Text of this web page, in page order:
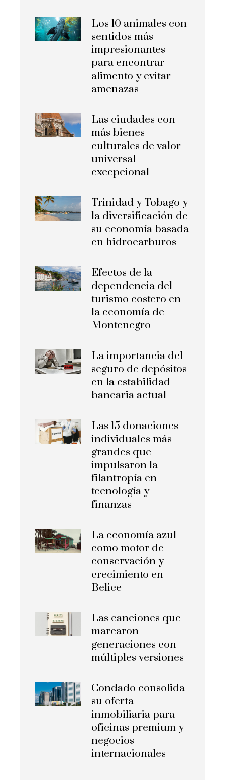
Los 10 animales con
sentidos más
impresionantes
para encontrar
alimento y evitar
amenazas
Las ciudades con
más bienes
culturales de valor
universal
excepcional
Trinidad y Tobago y
la diversificación de
su economía basada
en hidrocarburos
Efectos de la
dependencia del
turismo costero en
la economía de
Montenegro
La importancia del
seguro de depósitos
en la estabilidad
bancaria actual
Las 15 donaciones
individuales más
grandes que
impulsaron la
filantropía en
tecnología y
finanzas
La economía azul
como motor de
conservación y
crecimiento en
Belice
Las canciones que
marcaron
generaciones con
múltiples versiones
Condado consolida
su oferta
inmobiliaria para
oficinas premium y
negocios
internacionales